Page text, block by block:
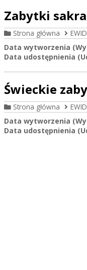
Zabytki
Strona główna
Data wytworzenia
Data udostępnienia
Świeckie
Strona główna
Data wytworzenia
Data udostępnienia